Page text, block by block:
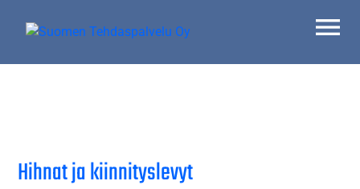
Hihnat ja kiinnityslevyt